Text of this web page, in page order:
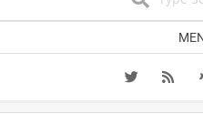
Navigation